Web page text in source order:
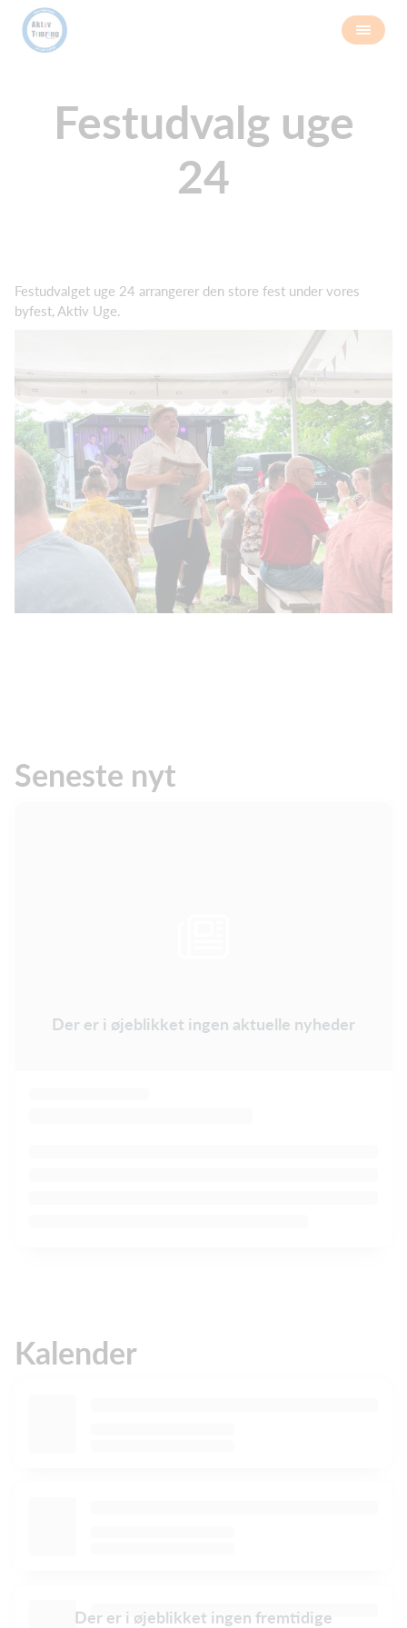
Festudvalg uge
24
Festudvalget uge 24 arrangerer den store fest under vores
byfest, Aktiv Uge.
Seneste nyt
Der er i øjeblikket ingen aktuelle nyheder
Kalender
Der er i øjeblikket ingen fremtidige